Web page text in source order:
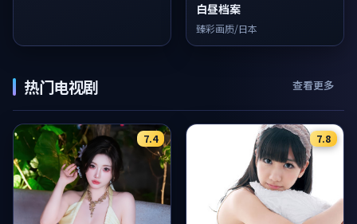
白昼档案
臻彩画质/日本
热门电视剧 查看更多
7.4 7.8